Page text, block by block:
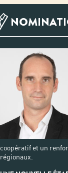
coopératif et un
régionaux.